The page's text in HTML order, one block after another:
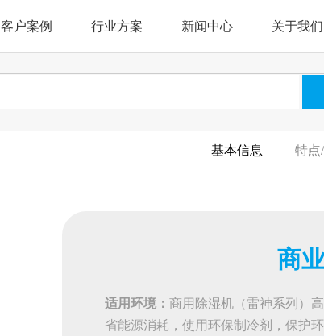
客户案例 行业方案 新闻中心 关于我们
基本信息 特点
商
适用环境：商用除湿机（雷神系列）
省能源消耗，使用环保制冷剂，保护